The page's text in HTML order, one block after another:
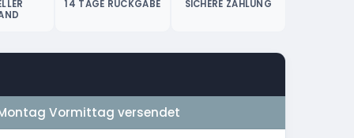
14 TAGE RÜCKGABE SICHERE ZAHLUNG
Vormittag versendet